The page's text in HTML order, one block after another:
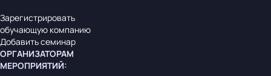
Зарегистрировать
обучающую компанию
Добавить семинар
ОРГАНИЗАТОРАМ
МЕРОПРИЯТИЙ: